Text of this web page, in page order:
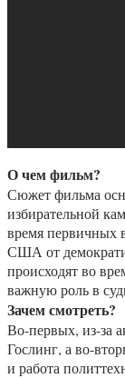
О чем фильм?
Сюжет фильма
избирательной
время первичных
США от
происходят во
важную роль в
Зачем смотреть?
Во-первых, из-за
Гослинг, а во-
и работа